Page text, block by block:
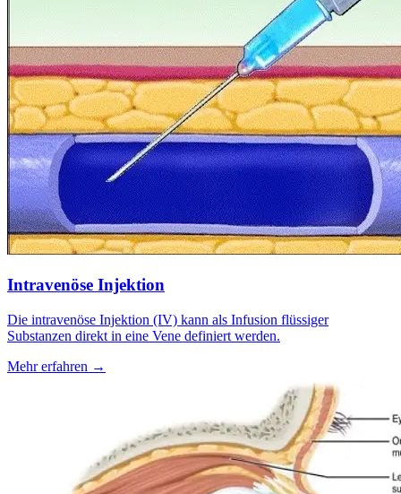
Intravenöse Injektion
Die intravenöse Injektion (IV) kann als Infusion flüssiger
Substanzen direkt in eine Vene definiert werden.
Mehr erfahren →